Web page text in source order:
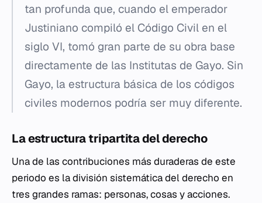
tan profunda que, cuando el emperador
Justiniano compiló el Código Civil en el
siglo VI, tomó gran parte de su obra base
directamente de las Institutas de Gayo. Sin
Gayo, la estructura básica de los códigos
civiles modernos podría ser muy diferente.
La estructura tripartita del derecho
Una de las contribuciones más duraderas de este
periodo es la división sistemática del derecho en
tres grandes ramas: personas, cosas y acciones.